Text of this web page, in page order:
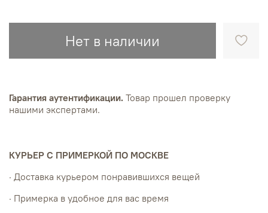
Нет в наличии
Гарантия аутентификации. Товар прошел проверку
нашими экспертами.
КУРЬЕР С ПРИМЕРКОЙ ПО МОСКВЕ
· Доставка курьером понравившихся вещей
· Примерка в удобное для вас время